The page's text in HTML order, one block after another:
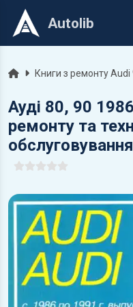
Autolib
ГоловнаКниги з ремонту Audi
Ауді 80, 90
ремонту та
обслуговування